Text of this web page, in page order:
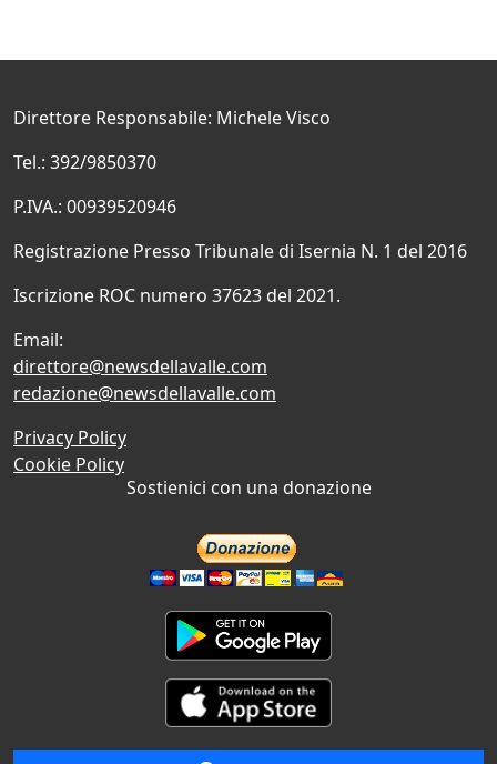
Direttore Responsabile: Michele Visco
Tel.: 392/9850370
P.IVA.: 00939520946
Registrazione Presso Tribunale di Isernia N. 1 del 2016
Iscrizione ROC numero 37623 del 2021.
Email:
direttore@newsdellavalle.com
redazione@newsdellavalle.com
Privacy Policy
Cookie Policy
Sostienici con una donazione